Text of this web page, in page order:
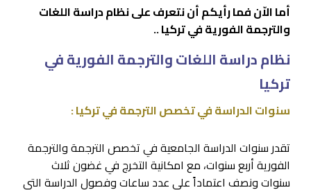
أما الاّن فما رأيكم أن نتعرف على نظام دراسة اللغات
والترجمة الفورية في تركيا ..
نظام دراسة اللغات والترجمة الفورية في
تركيا
سنوات الدراسة في تخصص الترجمة في تركيا :
تقدر سنوات الدراسة الجامعية في تخصص الترجمة والترجمة
الفورية أربع سنوات، مع امكانية التخرج في غضون ثلاث
سنوات ونصف اعتماداً على عدد ساعات وفصول الدراسة التي